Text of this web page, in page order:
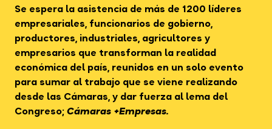
Se espera la asistencia de más de 1200 líderes
empresariales, funcionarios de gobierno,
productores, industriales, agricultores y
empresarios que transforman la realidad
económica del país, reunidos en un solo evento
para sumar al trabajo que se viene realizando
desde las Cámaras, y dar fuerza al lema del
Congreso;Cámaras +Empresas.